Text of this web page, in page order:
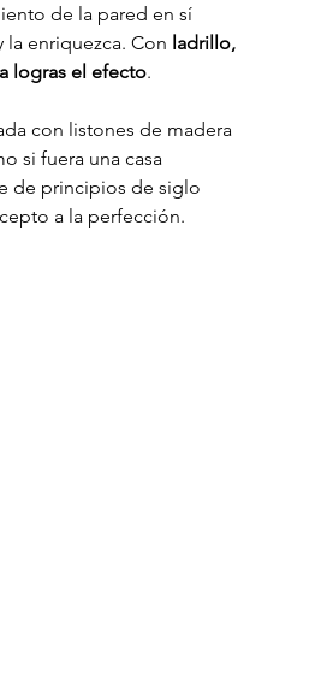
de la pared en sí
la enriquezca. Con ladrillo,
logras el efecto.
con listones de madera
si fuera una casa
de principios de siglo
a la perfección.